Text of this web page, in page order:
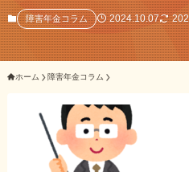
選ばれる3つの理由
初回相談料0円・受
サポート料金に
県内 No.1 の豊富な
ご相談事例をみる
障害年金コラム 2024.10.07
ホーム 障害年金コラム